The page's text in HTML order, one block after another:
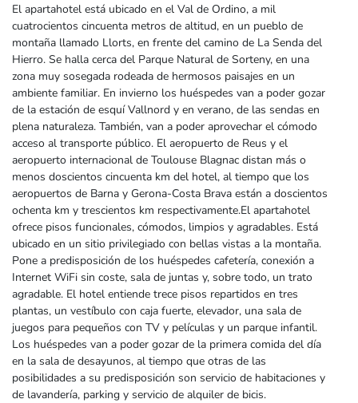
El apartahotel está ubicado en el Val de Ordino, a mil
cuatrocientos cincuenta metros de altitud, en un pueblo de
montaña llamado Llorts, en frente del camino de La Senda del
Hierro. Se halla cerca del Parque Natural de Sorteny, en una
zona muy sosegada rodeada de hermosos paisajes en un
ambiente familiar. En invierno los huéspedes van a poder gozar
de la estación de esquí Vallnord y en verano, de las sendas en
plena naturaleza. También, van a poder aprovechar el cómodo
acceso al transporte público. El aeropuerto de Reus y el
aeropuerto internacional de Toulouse Blagnac distan más o
menos doscientos cincuenta km del hotel, al tiempo que los
aeropuertos de Barna y Gerona-Costa Brava están a doscientos
ochenta km y trescientos km respectivamente.El apartahotel
ofrece pisos funcionales, cómodos, limpios y agradables. Está
ubicado en un sitio privilegiado con bellas vistas a la montaña.
Pone a predisposición de los huéspedes cafetería, conexión a
Internet WiFi sin coste, sala de juntas y, sobre todo, un trato
agradable. El hotel entiende trece pisos repartidos en tres
plantas, un vestíbulo con caja fuerte, elevador, una sala de
juegos para pequeños con TV y películas y un parque infantil.
Los huéspedes van a poder gozar de la primera comida del día
en la sala de desayunos, al tiempo que otras de las
posibilidades a su predisposición son servicio de habitaciones y
de lavandería, parking y servicio de alquiler de bicis.